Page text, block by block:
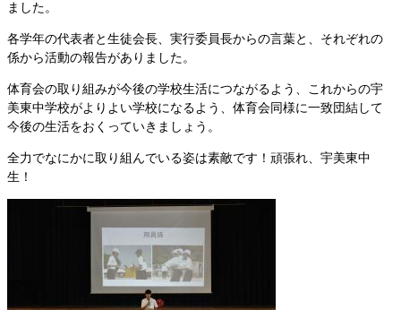
ました。
各学年の代表者と生徒会長、実行委員長からの言葉と、それぞれの
係から活動の報告がありました。
体育会の取り組みが今後の学校生活につながるよう、これからの宇
美東中学校がよりよい学校になるよう、体育会同様に一致団結して
今後の生活をおくっていきましょう。
全力でなにかに取り組んでいる姿は素敵です！頑張れ、宇美東中
生！